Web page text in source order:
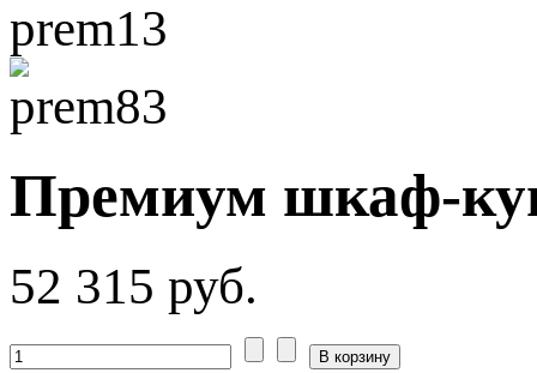
Премиум шкаф-
52 315 руб.